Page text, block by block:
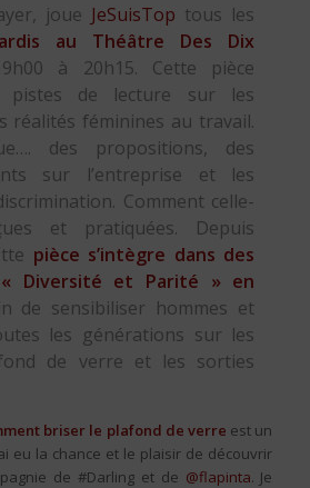
joue JeSuisTop tous les
au Théâtre Des Dix
à 20h15. Cette pièce
pistes de lecture sur les
réalités féminines au travail.
des propositions, des
sur l’entreprise et les
Comment celle-
et pratiquées. Depuis
pièce s’intègre dans des
« Diversité et Parité » en
de sensibiliser hommes et
les générations sur les
de verre et les sorties
briser le plafond de verre est un
eu la chance et le plaisir de découvrir
de #Darling et de @flapinta. Je